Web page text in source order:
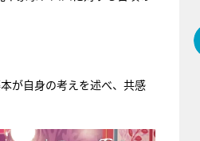
が自身の考えを述べ、共感
イ＝ラブ！げーみんぐ』＝LOV